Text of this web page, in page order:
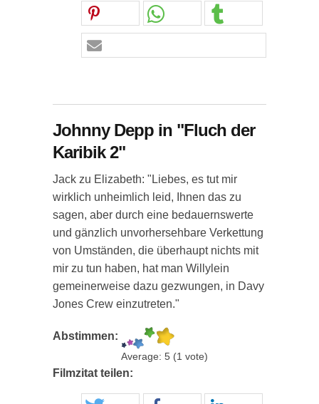
Johnny Depp in "Fluch der
Karibik 2"
Jack zu Elizabeth: "Liebes, es tut mir
wirklich unheimlich leid, Ihnen das zu
sagen, aber durch eine bedauernswerte
und gänzlich unvorhersehbare Verkettung
von Umständen, die überhaupt nichts mit
mir zu tun haben, hat man Willylein
gemeinerweise dazu gezwungen, in Davy
Jones Crew einzutreten."
Abstimmen:
Average: 5 (1 vote)
Filmzitat teilen: